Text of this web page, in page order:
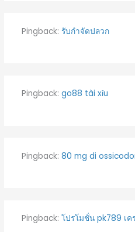
Pingback: รับกำจัดปลวก
Pingback: go88 tài xỉu
Pingback: 80 mg di
Pingback: โปรโมชั่น pk789 เค